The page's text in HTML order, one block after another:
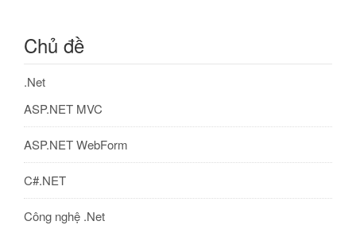
Chủ đề
.Net
ASP.NET MVC
ASP.NET WebForm
C#.NET
Công nghệ .Net